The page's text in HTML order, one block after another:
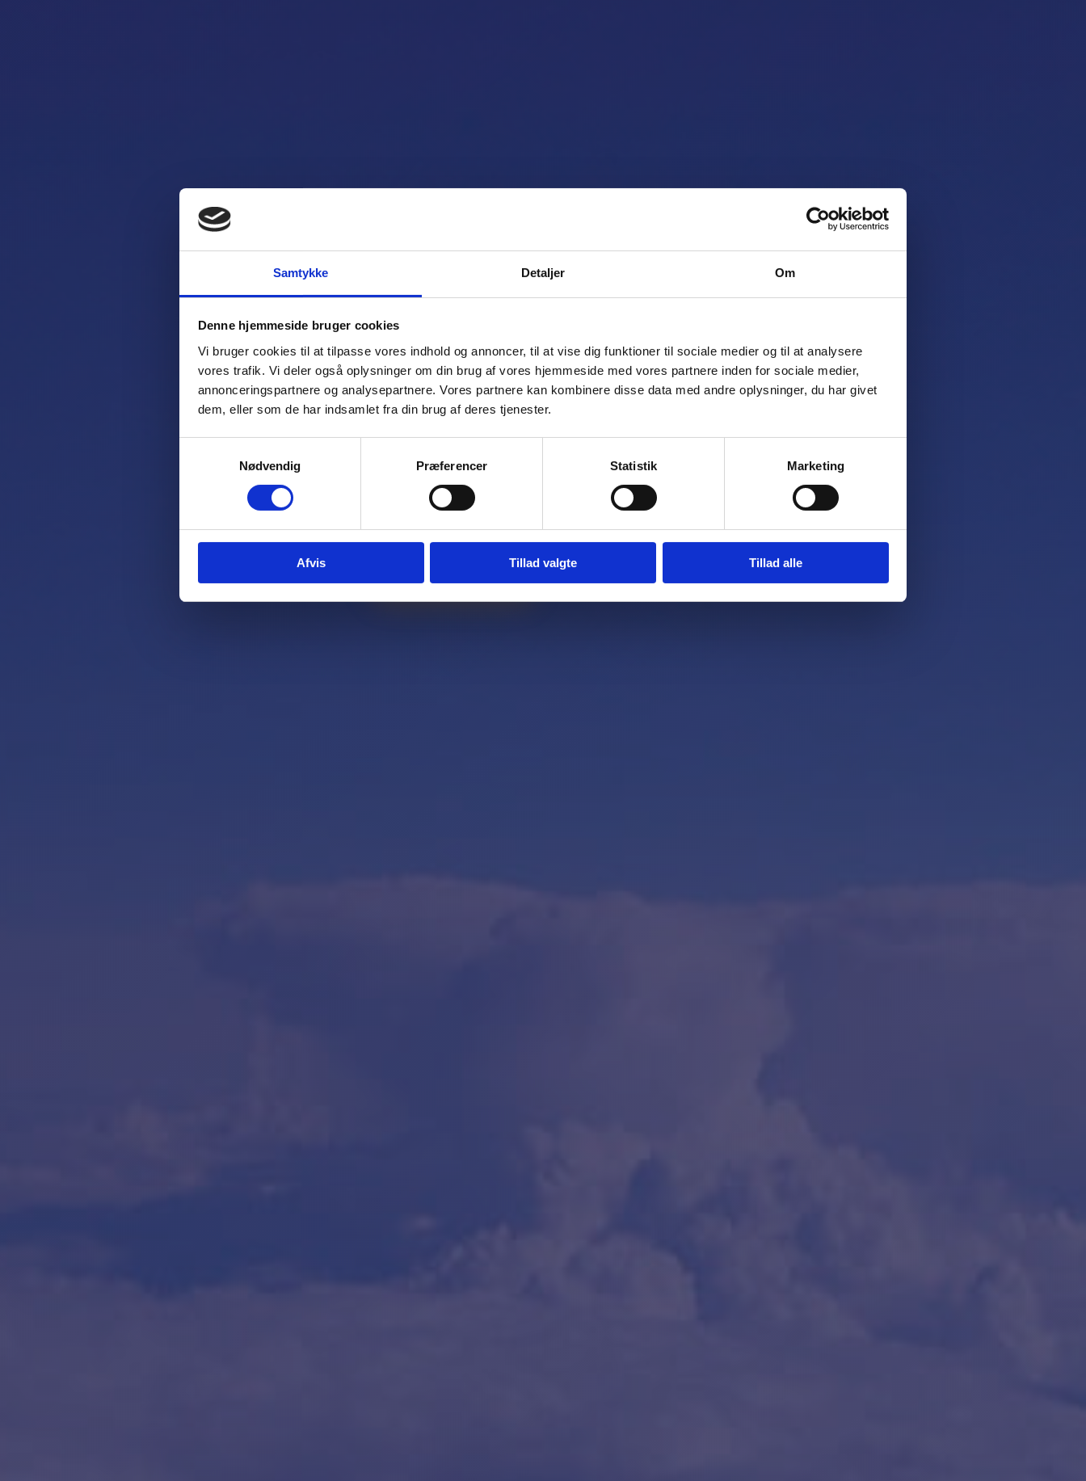
Samtykke Detaljer Om
Denne hjemmeside bruger cookies
Vi bruger cookies til at tilpasse vores indhold og annoncer, til at vise dig funktioner til sociale medier og til at analysere
vores trafik. Vi deler også oplysninger om din brug af vores hjemmeside med vores partnere inden for sociale medier,
annonceringspartnere og analysepartnere. Vores partnere kan kombinere disse data med andre oplysninger, du har givet
dem, eller som de har indsamlet fra din brug af deres tjenester.
Nødvendig
Præferencer Statistik Marketing
Afvis Tillad valgte Tillad alle
Fairchild Metroliner
Turboprop taxifly til grupper op til 19 passagerer. Hurtig og effektiv
transport med flyvehastighed på 550 km/t.
PASSENGERS KM/H SPEED